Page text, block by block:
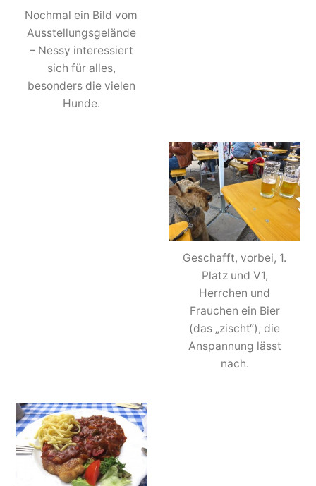
Nochmal ein Bild vom
Ausstellungsgelände
– Nessy interessiert
sich für alles,
besonders die vielen
Hunde.
Geschafft, vorbei, 1.
Platz und V1,
Herrchen und
Frauchen ein Bier
(das „zischt“), die
Anspannung lässt
nach.